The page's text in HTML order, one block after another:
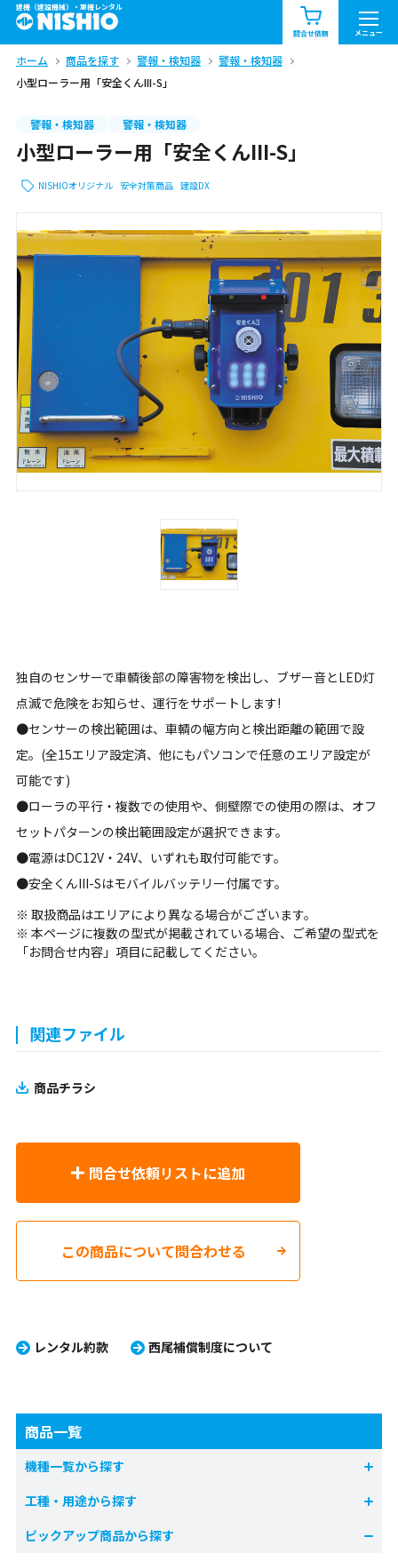
建機（建設機械）・重機レンタル
問合せ依頼 メニュー
商品一覧 お知らせ一覧
問合せ依頼リスト お問合せ
北海道 東北
関西
九州・沖縄（外部）
ホーム 商品を探す 警報・検知器
警報・検知器
小型ローラー用「安全くんIII-S」
警報・検知器 警報・検知器
小型ローラー用「安全くんIII-S」
NISHIOオリジナル 安全対策商品 建設DX
独自のセンサーで車輌後部の障害物を検出し、ブザー音とLED灯
点滅で危険をお知らせ、運行をサポートします!
●センサーの検出範囲は、車輌の幅方向と検出距離の範囲で設
定。(全15エリア設定済、他にもパソコンで任意のエリア設定が
可能です)
●ローラの平行・複数での使用や、側壁際での使用の際は、オフ
セットパターンの検出範囲設定が選択できます。
●電源はDC12V・24V、いずれも取付可能です。
●安全くんIII-Sはモバイルバッテリー付属です。
※ 取扱商品はエリアにより異なる場合がございます。
※ 本ページに複数の型式が掲載されている場合、ご希望の型式を
「お問合せ内容」項目に記載してください。
関連ファイル
商品チラシ
問合せ依頼リストに追加
この商品について問合わせる
レンタル約款 西尾補償制度について
商品一覧
機種一覧から探す
工種・用途から探す
ピックアップ商品から探す